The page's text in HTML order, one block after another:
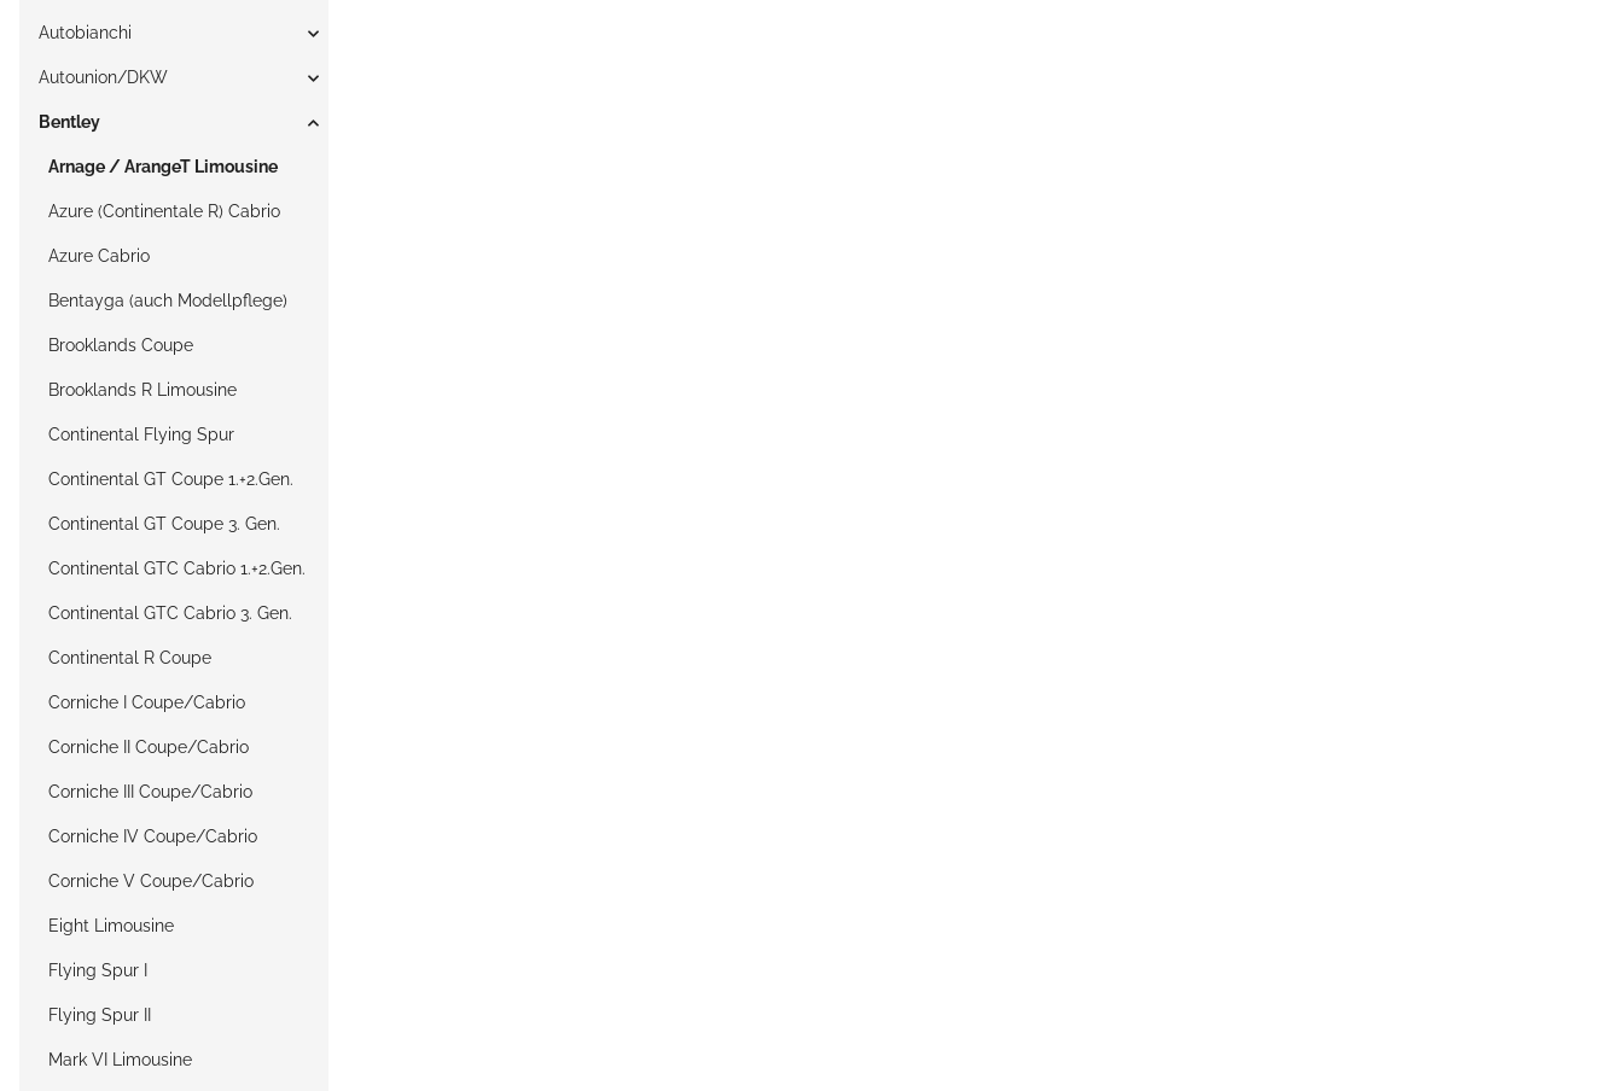
Autobianchi
Autounion/DKW
Bentley
Arnage / ArangeT Limousine
Azure (Continentale R) Cabrio
Azure Cabrio
Bentayga (auch Modellpflege)
Brooklands Coupe
Brooklands R Limousine
Continental Flying Spur
Continental GT Coupe 1.+2.Gen.
Continental GT Coupe 3. Gen.
Continental GTC Cabrio 1.+2.Gen.
Continental GTC Cabrio 3. Gen.
Continental R Coupe
Corniche I Coupe/Cabrio
Corniche II Coupe/Cabrio
Corniche III Coupe/Cabrio
Corniche IV Coupe/Cabrio
Corniche V Coupe/Cabrio
Eight Limousine
Flying Spur I
Flying Spur II
Mark VI Limousine